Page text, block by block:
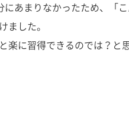
あまりなかったため、「
ました。
楽に習得できるのでは？と